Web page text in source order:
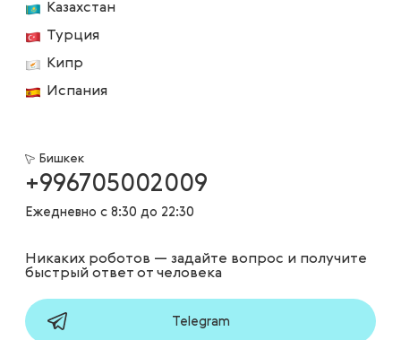
Никаких роботов — задайте вопрос и получите
быстрый ответ от человека
Telegram
Бишкек
+996705002009
Ежедневно с 8:30 до 22:30
Казахстан
Турция
Кипр
Испания